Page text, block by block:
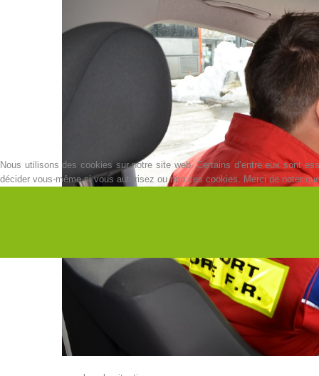
Nous utilisons des cookies sur notre site web. Certains d’entre eux sont
décider vous-même si vous autorisez ou non ces cookies. Merci de noter